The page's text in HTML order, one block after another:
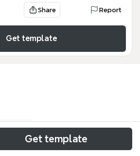
Share Report
Get template
Get template